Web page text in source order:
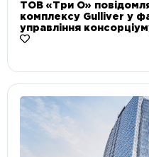
ТОВ «Три О»
комплексу Gulliver у
управління